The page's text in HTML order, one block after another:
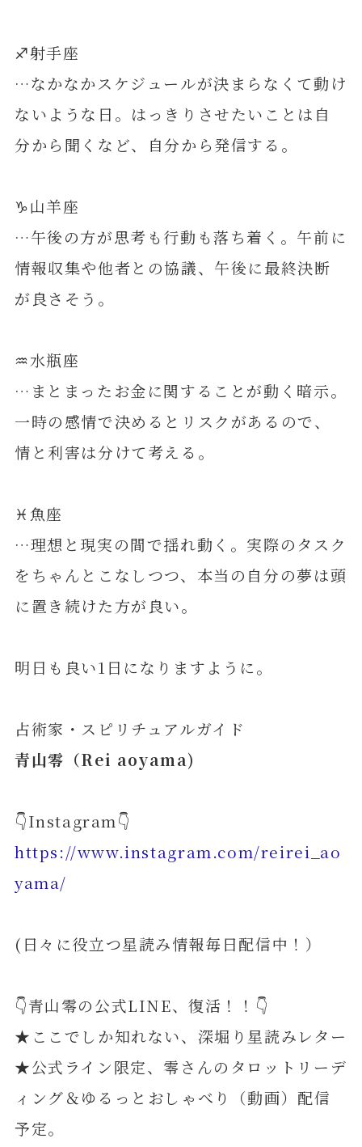
♐️射手座
…なかなかスケジュールが決まらなくて動け
ないような日。はっきりさせたいことは自
分から聞くなど、自分から発信する。
♑️山羊座
…午後の方が思考も行動も落ち着く。午前に
情報収集や他者との協議、午後に最終決断
が良さそう。
♒️水瓶座
…まとまったお金に関することが動く暗示。
一時の感情で決めるとリスクがあるので、
情と利害は分けて考える。
♓️魚座
…理想と現実の間で揺れ動く。実際のタスク
をちゃんとこなしつつ、本当の自分の夢は頭
に置き続けた方が良い。
明日も良い1日になりますように。
占術家・スピリチュアルガイド
青山零（Rei aoyama)
👇Instagram👇
https://www.instagram.com/reirei_ao
yama/
(日々に役立つ星読み情報毎日配信中！）
👇青山零の公式LINE、復活！！👇
★ここでしか知れない、深堀り星読みレター
★公式ライン限定、零さんのタロットリーデ
ィング＆ゆるっとおしゃべり（動画）配信
予定。